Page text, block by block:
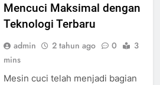
Mencuci Maksimal dengan
Teknologi Terbaru
admin 2 tahun ago 0
3
mins
Mesin cuci telah menjadi bagian